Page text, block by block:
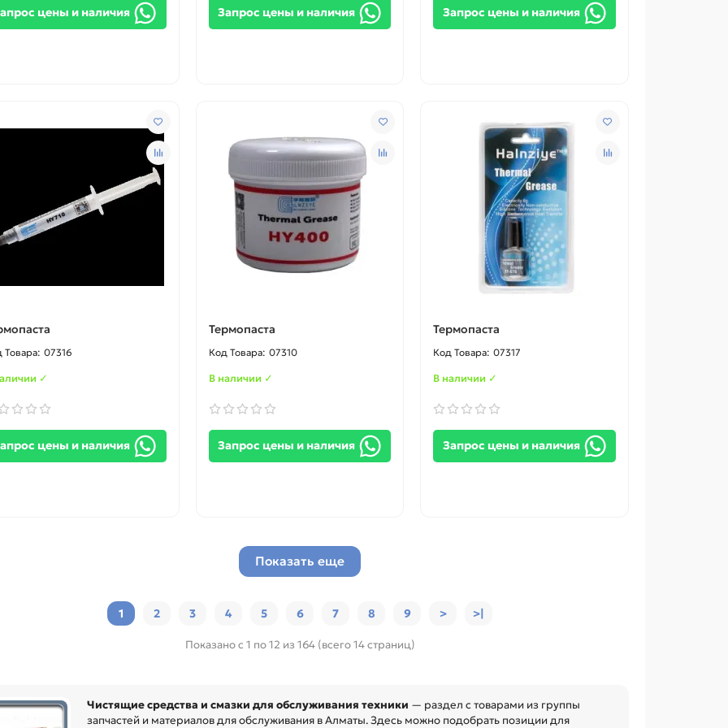
цены и наличия Запрос цены и наличия Запрос цены и наличия
07316
✓
цены и наличия
Термопаста
07310
В наличии ✓
Запрос цены и наличия
Термопаста
07317
В наличии ✓
Запрос цены и наличия
Показать еще
1 2 3 4 5 6 7 8 9 > >|
Показано с 1 по 12 из 164 (всего 14 страниц)
Чистящие средства и смазки для обслуживания техники — раздел с товарами из группы
запчастей и материалов для обслуживания в Алматы. Здесь можно подобрать позиции для